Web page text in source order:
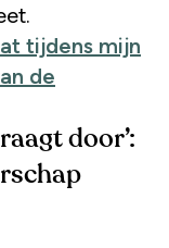
tijdens mijn
de
door’: